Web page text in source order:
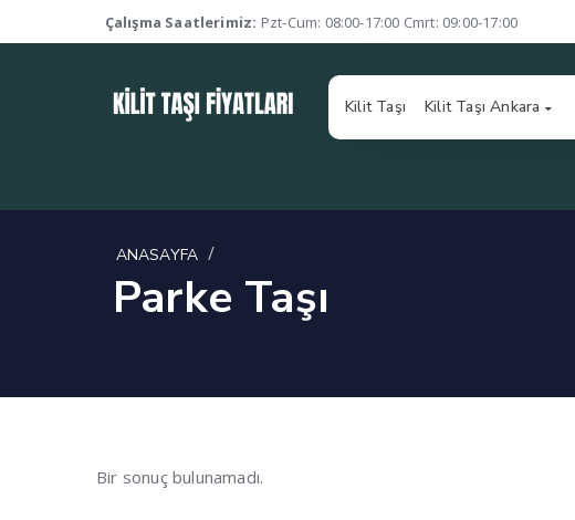
Çalışma Saatlerimiz: Pzt-Cum: 08:00-17:00 Cmrt: 09:00-17:00
Kilit Taşı Kilit Taşı Ankara
ANASAYFA /
Parke Taşı
Bir sonuç bulunamadı.